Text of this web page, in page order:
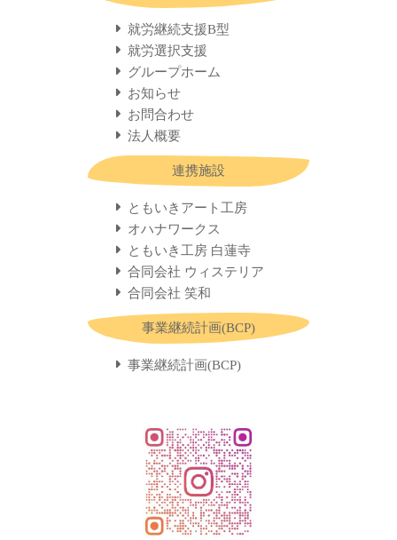
就労継続支援B型
就労選択支援
グループホーム
お知らせ
お問合わせ
法人概要
連携施設
ともいきアート工房
オハナワークス
ともいき工房 白蓮寺
合同会社 ウィステリア
合同会社 笑和
事業継続計画(BCP)
事業継続計画(BCP)